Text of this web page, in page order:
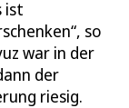
ist
so
war in der
der
riesig.